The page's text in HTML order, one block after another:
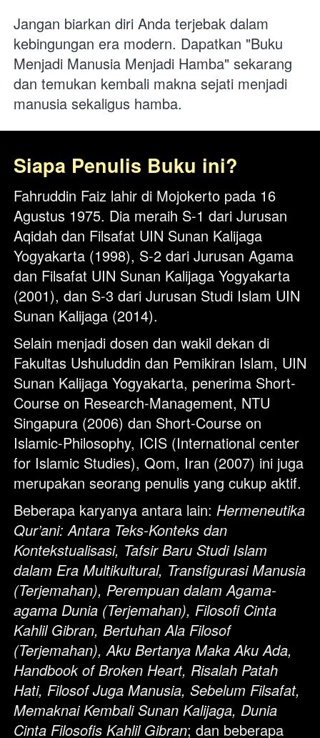
Jangan biarkan diri Anda terjebak dalam
kebingungan era modern. Dapatkan "Buku
Menjadi Manusia Menjadi Hamba" sekarang
dan temukan kembali makna sejati menjadi
manusia sekaligus hamba.
Siapa Penulis Buku ini?
Fahruddin Faiz lahir di Mojokerto pada 16
Agustus 1975. Dia meraih S-1 dari Jurusan
Aqidah dan Filsafat UIN Sunan Kalijaga
Yogyakarta (1998), S-2 dari Jurusan Agama
dan Filsafat UIN Sunan Kalijaga Yogyakarta
(2001), dan S-3 dari Jurusan Studi Islam UIN
Sunan Kalijaga (2014).
Selain menjadi dosen dan wakil dekan di
Fakultas Ushuluddin dan Pemikiran Islam, UIN
Sunan Kalijaga Yogyakarta, penerima Short-
Course on Research-Management, NTU
Singapura (2006) dan Short-Course on
Islamic-Philosophy, ICIS (International center
for Islamic Studies), Qom, Iran (2007) ini juga
merupakan seorang penulis yang cukup aktif.
Beberapa karyanya antara lain: Hermeneutika
Qur’ani: Antara Teks-Konteks dan
Kontekstualisasi, Tafsir Baru Studi Islam
dalam Era Multikultural, Transfigurasi Manusia
(Terjemahan), Perempuan dalam Agama-
agama Dunia (Terjemahan), Filosofi Cinta
Kahlil Gibran, Bertuhan Ala Filosof
(Terjemahan), Aku Bertanya Maka Aku Ada,
Handbook of Broken Heart, Risalah Patah
Hati, Filosof Juga Manusia, Sebelum Filsafat,
Memaknai Kembali Sunan Kalijaga, Dunia
Cinta Filosofis Kahlil Gibran; dan beberapa